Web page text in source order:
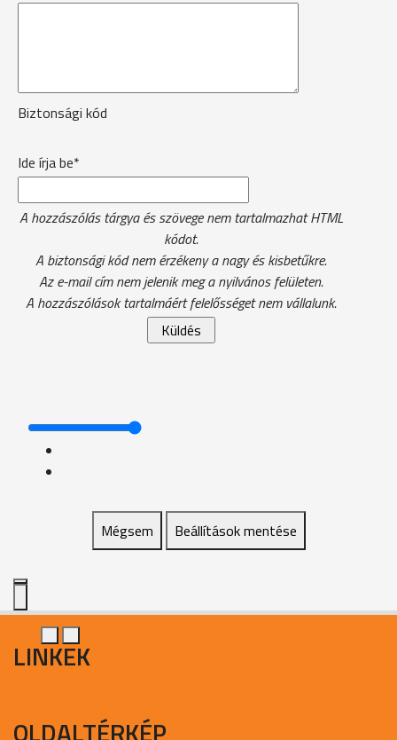
Biztonsági kód
Ide írja be*
A hozzászólás tárgya és szövege nem tartalmazhat HTML
kódot.
A biztonsági kód nem érzékeny a nagy és kisbetűkre.
Az e-mail cím nem jelenik meg a nyilvános felületen.
A hozzászólások tartalmáért felelősséget nem vállalunk.
Mégsem Beállítások mentése
LINKEK
OLDALTÉRKÉP